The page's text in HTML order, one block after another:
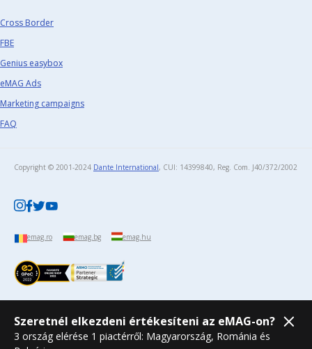
Cross Border
FBE
Genius easybox
eMAG Ads
Marketing campaigns
FAQ
Copyright © 2001-2024 Dante International, CUI: 14399840, Reg. Com. J40/372/2002​
emag.ro emag.bg emag.hu
Szeretnél elkezdeni értékesíteni az eMAG-on?
3 ország elérése 1 piactérről: Magyarország, Románia és